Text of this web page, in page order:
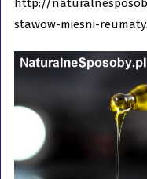
http://
stawow-miesni-